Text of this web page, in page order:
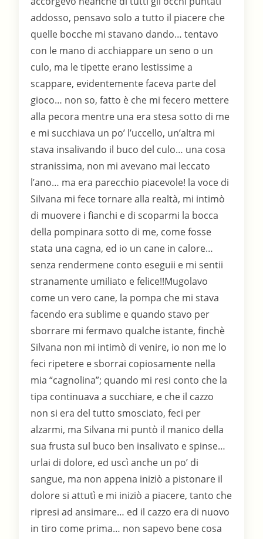
addosso, pensavo solo a tutto il piacere che
quelle bocche mi stavano dando… tentavo
con le mano di acchiappare un seno o un
culo, ma le tipette erano lestissime a
scappare, evidentemente faceva parte del
gioco… non so, fatto è che mi fecero mettere
alla pecora mentre una era stesa sotto di me
e mi succhiava un po’ l’uccello, un’altra mi
stava insalivando il buco del culo… una cosa
stranissima, non mi avevano mai leccato
l’ano… ma era parecchio piacevole! la voce di
Silvana mi fece tornare alla realtà, mi intimò
di muovere i fianchi e di scoparmi la bocca
della pompinara sotto di me, come fosse
stata una cagna, ed io un cane in calore…
senza rendermene conto eseguii e mi sentii
stranamente umiliato e felice!!Mugolavo
come un vero cane, la pompa che mi stava
facendo era sublime e quando stavo per
sborrare mi fermavo qualche istante, finchè
Silvana non mi intimò di venire, io non me lo
feci ripetere e sborrai copiosamente nella
mia “cagnolina”; quando mi resi conto che la
tipa continuava a succhiare, e che il cazzo
non si era del tutto smosciato, feci per
alzarmi, ma Silvana mi puntò il manico della
sua frusta sul buco ben insalivato e spinse…
urlai di dolore, ed uscì anche un po’ di
sangue, ma non appena iniziò a pistonare il
dolore si attutì e mi iniziò a piacere, tanto che
ripresi ad ansimare… ed il cazzo era di nuovo
in tiro come prima… non sapevo bene cosa